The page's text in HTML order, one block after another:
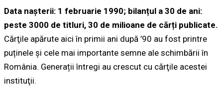
Data nașterii: 1 februarie 1990; bilanțul a 30 de ani:
peste 3000 de titluri, 30 de milioane de cărți publicate.
Cărţile apărute aici în primii ani după ’90 au fost printre
puținele și cele mai importante semne ale schimbării în
România. Generații întregi au crescut cu cărţile acestei
instituţii.